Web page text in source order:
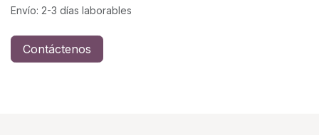
Envío: 2-3 días laborables
Contáctenos